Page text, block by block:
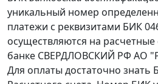
уникальный номер
платежи с реквизитами БИК
осуществляются на
банке СВЕРДЛОВСКИЙ РФ АО
Для оплаты достаточно знать